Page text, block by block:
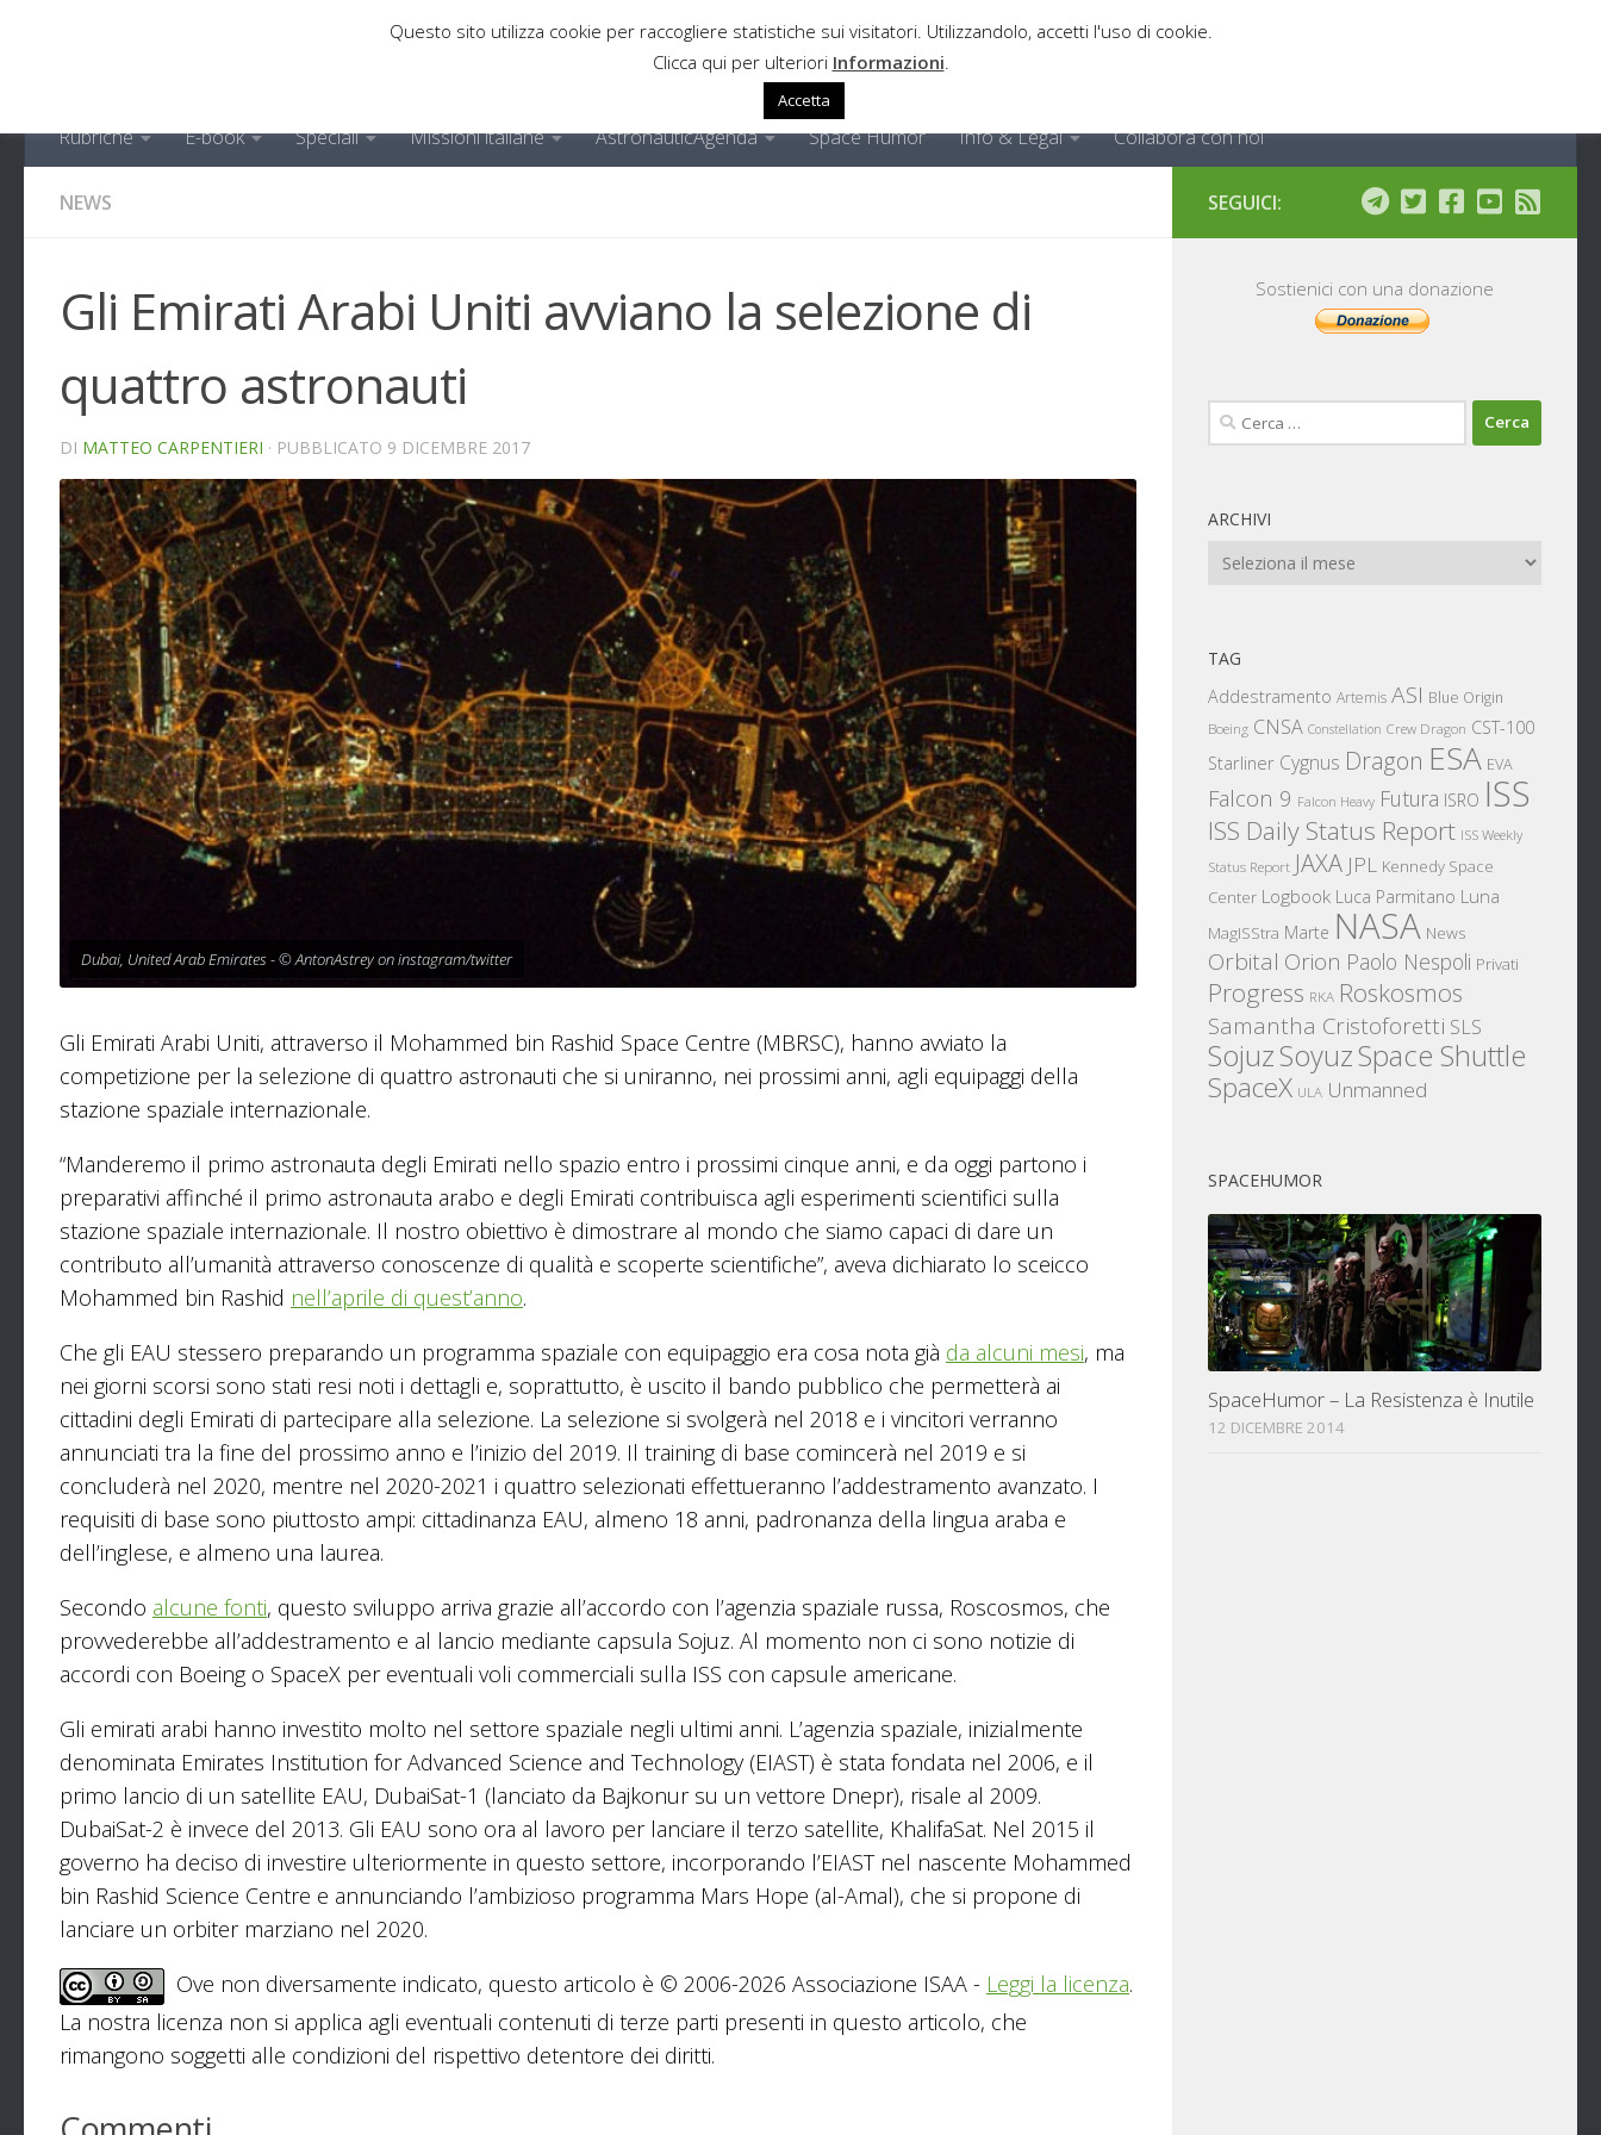
Rubriche E-book Speciali Missioni italiane AstronauticAgenda Space Humor Info & Legal Collabora con noi
NEWS
Gli Emirati Arabi Uniti avviano la selezione di
quattro astronauti
DI MATTEO CARPENTIERI · PUBBLICATO 9 DICEMBRE 2017
Dubai, United Arab Emirates - © AntonAstrey on instagram/twitter
Gli Emirati Arabi Uniti, attraverso il Mohammed bin Rashid Space Centre (MBRSC), hanno avviato la
competizione per la selezione di quattro astronauti che si uniranno, nei prossimi anni, agli equipaggi della
stazione spaziale internazionale.
“Manderemo il primo astronauta degli Emirati nello spazio entro i prossimi cinque anni, e da oggi partono i
preparativi affinché il primo astronauta arabo e degli Emirati contribuisca agli esperimenti scientifici sulla
stazione spaziale internazionale. Il nostro obiettivo è dimostrare al mondo che siamo capaci di dare un
contributo all’umanità attraverso conoscenze di qualità e scoperte scientifiche”, aveva dichiarato lo sceicco
Mohammed bin Rashid nell’aprile di quest’anno.
Che gli EAU stessero preparando un programma spaziale con equipaggio era cosa nota già da alcuni mesi, ma
nei giorni scorsi sono stati resi noti i dettagli e, soprattutto, è uscito il bando pubblico che permetterà ai
cittadini degli Emirati di partecipare alla selezione. La selezione si svolgerà nel 2018 e i vincitori verranno
annunciati tra la fine del prossimo anno e l’inizio del 2019. Il training di base comincerà nel 2019 e si
concluderà nel 2020, mentre nel 2020-2021 i quattro selezionati effettueranno l’addestramento avanzato. I
requisiti di base sono piuttosto ampi: cittadinanza EAU, almeno 18 anni, padronanza della lingua araba e
dell’inglese, e almeno una laurea.
Secondo alcune fonti, questo sviluppo arriva grazie all’accordo con l’agenzia spaziale russa, Roscosmos, che
provvederebbe all’addestramento e al lancio mediante capsula Sojuz. Al momento non ci sono notizie di
accordi con Boeing o SpaceX per eventuali voli commerciali sulla ISS con capsule americane.
Gli emirati arabi hanno investito molto nel settore spaziale negli ultimi anni. L’agenzia spaziale, inizialmente
denominata Emirates Institution for Advanced Science and Technology (EIAST) è stata fondata nel 2006, e il
primo lancio di un satellite EAU, DubaiSat-1 (lanciato da Bajkonur su un vettore Dnepr), risale al 2009.
DubaiSat-2 è invece del 2013. Gli EAU sono ora al lavoro per lanciare il terzo satellite, KhalifaSat. Nel 2015 il
governo ha deciso di investire ulteriormente in questo settore, incorporando l’EIAST nel nascente Mohammed
bin Rashid Science Centre e annunciando l’ambizioso programma Mars Hope (al-Amal), che si propone di
lanciare un orbiter marziano nel 2020.
Ove non diversamente indicato, questo articolo è © 2006-2026 Associazione ISAA - Leggi la licenza.
La nostra licenza non si applica agli eventuali contenuti di terze parti presenti in questo articolo, che
rimangono soggetti alle condizioni del rispettivo detentore dei diritti.
SEGUICI:
Sostienici con una donazione
Ricerca
per:
ARCHIVI
Archivi
TAG
Addestramento Artemis ASI Blue Origin
Boeing CNSA Constellation Crew Dragon CST-100
Starliner Cygnus Dragon ESA EVA
Falcon 9 Falcon Heavy Futura ISRO ISS
ISS Daily Status Report ISS Weekly
Status Report JAXA JPL Kennedy Space
Center Logbook Luca Parmitano Luna
MagISStra Marte NASA News
Orbital Orion Paolo Nespoli Privati
Progress RKA Roskosmos
Samantha Cristoforetti SLS
SojuzSoyuzSpace Shuttle
SpaceX ULA Unmanned
SPACEHUMOR
SpaceHumor – La Resistenza è Inutile
12 DICEMBRE 2014
Questo sito utilizza cookie per raccogliere statistiche sui visitatori. Utilizzandolo, accetti l'uso di cookie.
Clicca qui per ulteriori Informazioni
Accetta